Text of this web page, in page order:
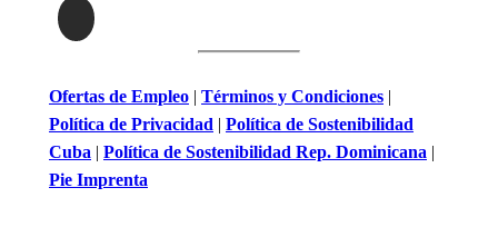
Ofertas de Empleo | Términos y Condiciones |
Política de Privacidad | Política de Sostenibilidad
Cuba | Política de Sostenibilidad Rep. Dominicana |
Pie Imprenta